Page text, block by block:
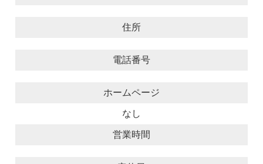
住所
電話番号
ホームページ
なし
営業時間